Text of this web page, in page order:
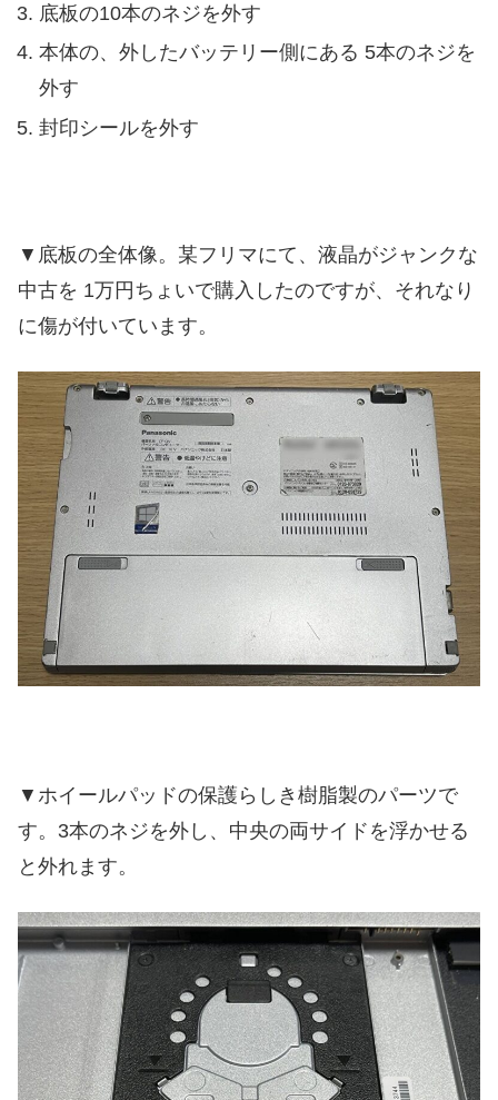
底板の10本のネジを外す
本体の、外したバッテリー側にある 5本のネジを
外す
封印シールを外す
▼底板の全体像。某フリマにて、液晶がジャンクな
中古を 1万円ちょいで購入したのですが、それなり
に傷が付いています。
▼ホイールパッドの保護らしき樹脂製のパーツで
す。3本のネジを外し、中央の両サイドを浮かせる
と外れます。